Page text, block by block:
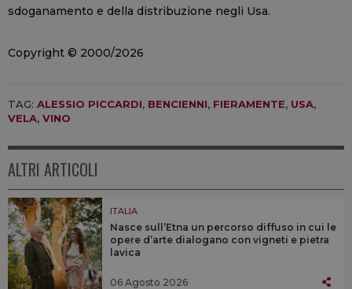
sdoganamento e della distribuzione negli Usa.
Copyright © 2000/2026
TAG: ALESSIO PICCARDI, BENCIENNI, FIERAMENTE, USA,
VELA, VINO
ALTRI ARTICOLI
ITALIA
Nasce sull’Etna un percorso diffuso in cui le
opere d’arte dialogano con vigneti e pietra
lavica
06 Agosto 2026